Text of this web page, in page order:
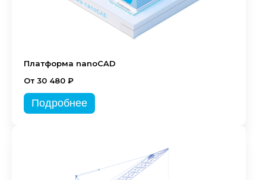
Платформа nanoCAD
От 30 480 ₽
Подробнее